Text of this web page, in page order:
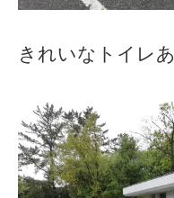
きれいなトイレあ